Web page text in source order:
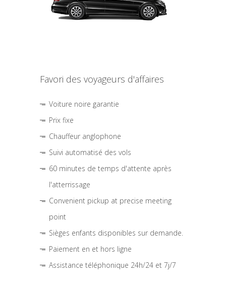
Favori des voyageurs d'affaires
Voiture noire garantie
Prix fixe
Chauffeur anglophone
Suivi automatisé des vols
60 minutes de temps d'attente après
l'atterrissage
Convenient pickup at precise meeting
point
Sièges enfants disponibles sur demande.
Paiement en et hors ligne
Assistance téléphonique 24h/24 et 7j/7